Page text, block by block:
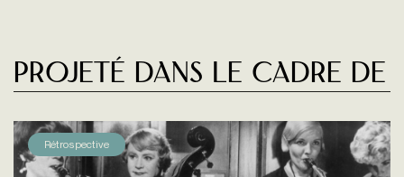
Projeté dans le cadre de
Rétrospective